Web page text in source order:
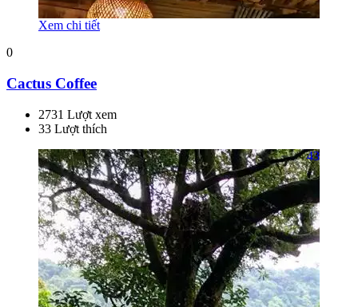
Xem chi tiết
0
Cactus Coffee
2731 Lượt xem
33 Lượt thích
43